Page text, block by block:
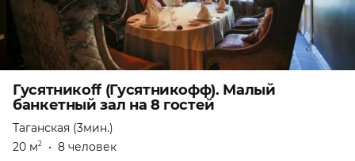
Гусятникоff (Гусятникофф). Малый
банкетный зал на 8 гостей
Таганская (3мин.)
20 м2 • 8 человек